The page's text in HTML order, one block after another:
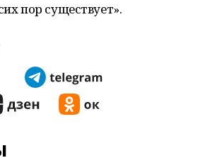
пор существует».